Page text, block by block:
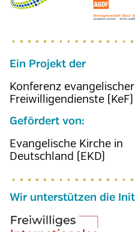
Ein Projekt der
Konferenz evangelischer
Freiwilligendienste (KeF)
Gefördert von:
Evangelische Kirche in
Deutschland (EKD)
Wir unterstützen die